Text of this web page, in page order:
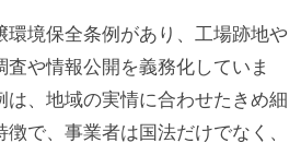
環境保全条例があり、工場跡地や
や情報公開を義務化していま
は、地域の実情に合わせたきめ細
で、事業者は国法だけでなく、